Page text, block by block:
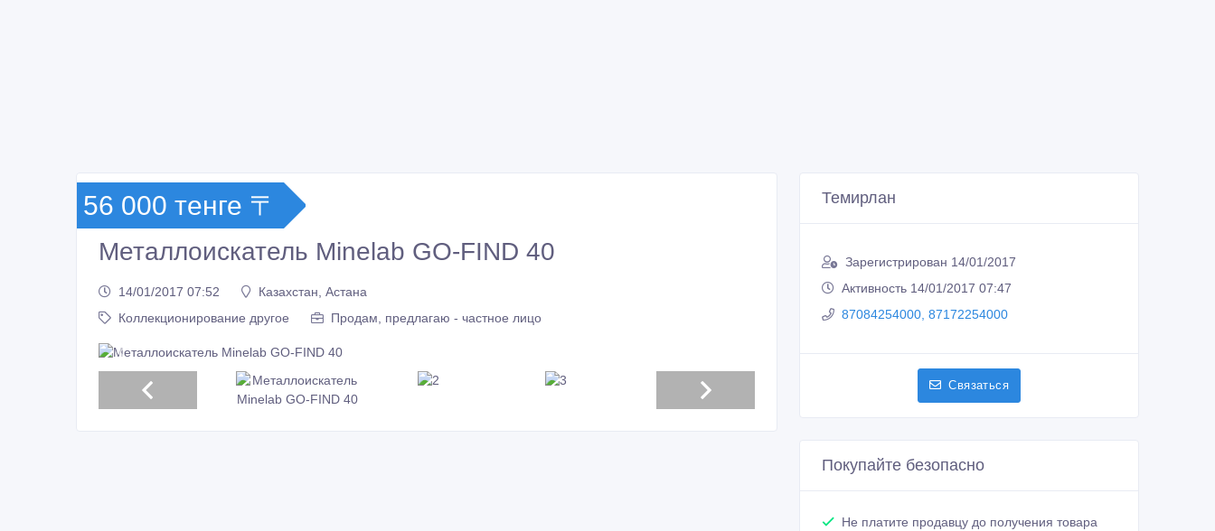
56 000 тенге 〒
Металлоискатель Minelab GO-FIND 40
14/01/2017 07:52
Казахстан, Астана
Коллекционирование другое
Продам, предлагаю - частное лицо
Темирлан
Зарегистрирован 14/01/2017
Активность 14/01/2017 07:47
87084254000, 87172254000
Связаться
Покупайте безопасно
Не платите продавцу до получения товара